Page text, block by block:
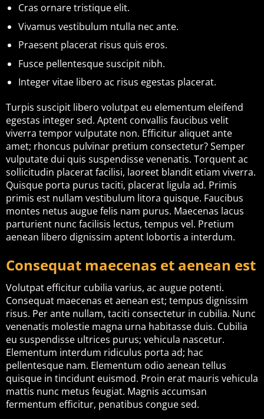
Cras ornare tristique elit.
Vivamus vestibulum ntulla nec ante.
Praesent placerat risus quis eros.
Fusce pellentesque suscipit nibh.
Integer vitae libero ac risus egestas placerat.
Turpis suscipit libero volutpat eu elementum eleifend
egestas integer sed. Aptent convallis faucibus velit
viverra tempor vulputate non. Efficitur aliquet ante
amet; rhoncus pulvinar pretium consectetur? Semper
vulputate dui quis suspendisse venenatis. Torquent ac
sollicitudin placerat facilisi, laoreet blandit etiam viverra.
Quisque porta purus taciti, placerat ligula ad. Primis
primis est nullam vestibulum litora quisque. Faucibus
montes netus augue felis nam purus. Maecenas lacus
parturient nunc facilisis lectus, tempus vel. Pretium
aenean libero dignissim aptent lobortis a interdum.
Consequat maecenas et aenean est
Volutpat efficitur cubilia varius, ac augue potenti.
Consequat maecenas et aenean est; tempus dignissim
risus. Per ante nullam, taciti consectetur in cubilia. Nunc
venenatis molestie magna urna habitasse duis. Cubilia
eu suspendisse ultrices purus; vehicula nascetur.
Elementum interdum ridiculus porta ad; hac
pellentesque nam. Elementum odio aenean tellus
quisque in tincidunt euismod. Proin erat mauris vehicula
mattis nunc metus feugiat. Magnis accumsan
fermentum efficitur, penatibus congue sed.